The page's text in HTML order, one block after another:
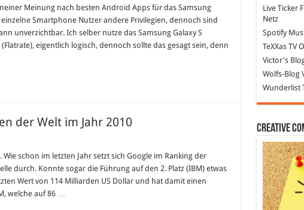
besten
Apps
Meinung nach besten Android Apps für das Samsung
Smartphone Nutzer andere Privilegien, dennoch sind
unverzichtbar. Ich selber nutze das Samsung Galaxy S
eigentlich logisch, dennoch sollte das gesagt sein, denn
der Welt im Jahr 2010
Wie schon im letzten Jahr setzt sich Google im Ranking der
durch. Konnte sogar die Führung auf den 2. Platz (IBM) etwas
Wert von 114 Milliarden US Dollar und hat damit einen
welche auf 86 …
Live Ticker
Netz
Spotify
TeXXas TV
Victor's
Wolfs-Blog
Wunderlist
Creative